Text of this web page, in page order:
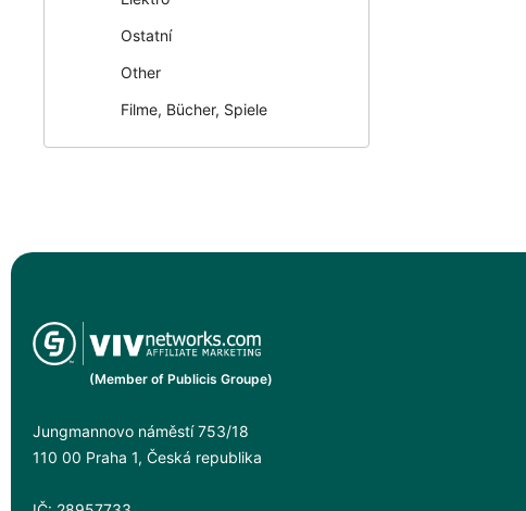
Ostatní
Other
Filme, Bücher, Spiele
(Member of Publicis Groupe)
Jungmannovo náměstí 753/18
110 00 Praha 1, Česká republika